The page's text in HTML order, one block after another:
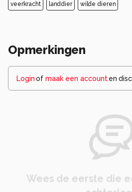
veerkracht landdier wilde dieren
Opmerkingen
Loginof maak een account en
Wees de eerste die